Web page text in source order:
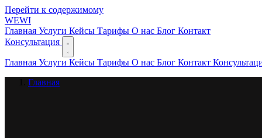
Перейти к содержимому
WEWI
Главная Услуги Кейсы Тарифы О нас Блог Контакт
Консультация
Главная Услуги Кейсы Тарифы О нас Блог Контакт
Главная